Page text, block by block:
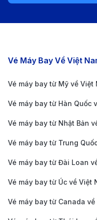
như Grab, bạn chỉ
chi phí cho hành
Thông tin về sân
(AMS)
Sân bay quốc tế
Amsterdam và cũng là
khoảng 11km. Với cơ
một nhà ga chính phục
Các chặng bay nổi bật
Vé Máy Bay Về Việt
Vé máy bay từ Mỹ về Việt
Vé máy bay từ Hàn Quốc
Vé máy bay từ Nhật Bản
Vé máy bay từ Trung
Vé máy bay từ Đài Loan
Vé máy bay từ Úc về Việt
Vé máy bay từ Canada về